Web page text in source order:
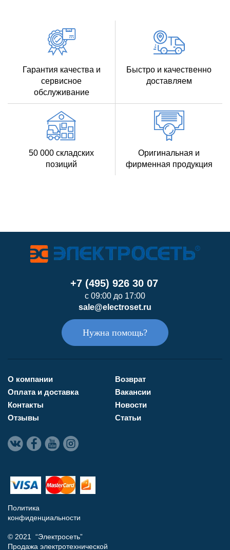
Гарантия качества и
сервисное
обслуживание
Быстро и качественно
доставляем
50 000 складских
позиций
Оригинальная и
фирменная продукция
+7 (495) 926 30 07
с 09:00 до 17:00
sale@electroset.ru
Нужна помощь?
О компании
Оплата и доставка
Контакты
Отзывы
Возврат
Вакансии
Новости
Статьи
Политика
конфиденциальности
© 2021 “Электросеть”
Продажа электротехнической